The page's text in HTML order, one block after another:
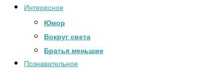
Интересное
Юмор
Вокруг света
Братья меньшие
Познавательное